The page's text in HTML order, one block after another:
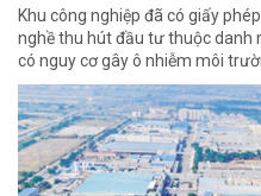
Khu công nghiệp đã có giấy
nghề thu hút đầu tư thuộc danh
có nguy cơ gây ô nhiễm môi